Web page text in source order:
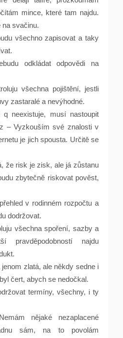
mince, které tam najdu.
na svačinu.
všechno zapisovat a taky
odkládat odpovědi na
všechna pojištění, jestli
zastaralé a nevýhodné.
neexistuje, musí nastoupit
– Vyzkouším své znalosti v
je jich spousta. Určitě se
že risk je zisk, ale já zůstanu
zbytečně riskovat pověst,
v rodinném rozpočtu a
dodržovat.
všechna spoření, sazby a
pravděpodobností najdu
zlatá, ale někdy sedne i
čert, abych se nedočkal.
termíny, všechny, i ty
nějaké nezaplacené
sám, na to povolám